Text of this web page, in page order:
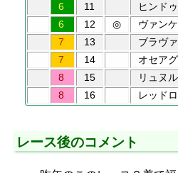
6
11 ヒンド
6
12 ◎ ヴァン
7
13 ブラヴ
7
14 オセア
8
15 リュヌ
8
16 レッド
レース後のコメント